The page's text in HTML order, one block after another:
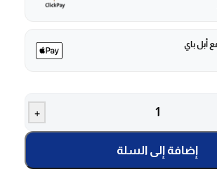
أبل باي
+
إضافة إلى السلة